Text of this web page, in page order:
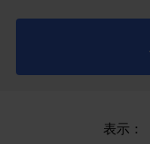
表示：